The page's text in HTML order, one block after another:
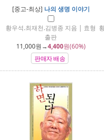
[중고-최상] 나의 생명 이야기
황우석.최재천.김병종 지음 | 효형
출판
11,000원→4,400원(60%)
판매자 배송